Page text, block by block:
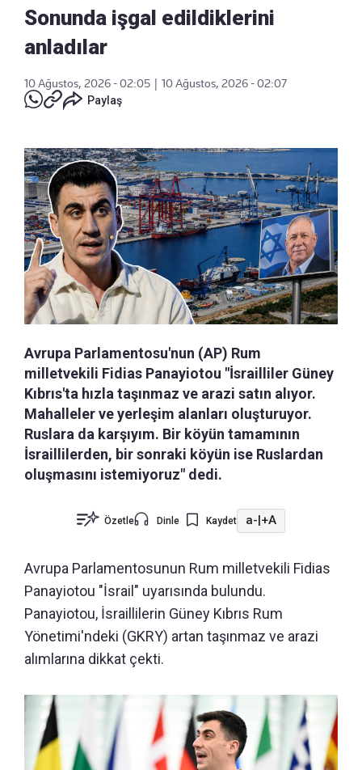
Sonunda işgal edildiklerini
anladılar
10 Ağustos, 2026 - 02:05 | 10 Ağustos, 2026 - 02:07
Paylaş
Avrupa Parlamentosu'nun (AP) Rum
milletvekili Fidias Panayiotou "İsrailliler Güney
Kıbrıs'ta hızla taşınmaz ve arazi satın alıyor.
Mahalleler ve yerleşim alanları oluşturuyor.
Ruslara da karşıyım. Bir köyün tamamının
İsraillilerden, bir sonraki köyün ise Ruslardan
oluşmasını istemiyoruz" dedi.
Özetle Dinle Kaydet a-|+A
Avrupa Parlamentosunun Rum milletvekili Fidias
Panayiotou "İsrail" uyarısında bulundu.
Panayiotou, İsraillilerin Güney Kıbrıs Rum
Yönetimi'ndeki (GKRY) artan taşınmaz ve arazi
alımlarına dikkat çekti.